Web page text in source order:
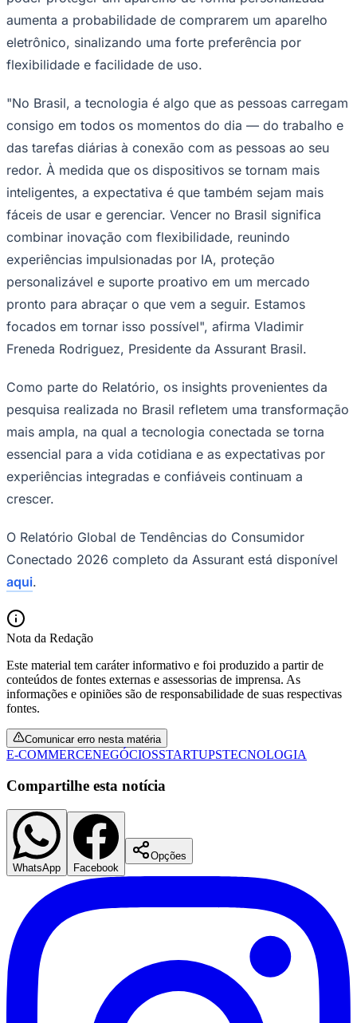
Santos
aumenta a probabilidade de comprarem um aparelho
eletrônico, sinalizando uma forte preferência por
flexibilidade e facilidade de uso.
"No Brasil, a tecnologia é algo que as pessoas carregam
consigo em todos os momentos do dia — do trabalho e
das tarefas diárias à conexão com as pessoas ao seu
redor. À medida que os dispositivos se tornam mais
inteligentes, a expectativa é que também sejam mais
fáceis de usar e gerenciar. Vencer no Brasil significa
combinar inovação com flexibilidade, reunindo
experiências impulsionadas por IA, proteção
personalizável e suporte proativo em um mercado
pronto para abraçar o que vem a seguir. Estamos
focados em tornar isso possível", afirma Vladimir
Freneda Rodriguez, Presidente da Assurant Brasil.
Como parte do Relatório, os insights provenientes da
pesquisa realizada no Brasil refletem uma transformação
mais ampla, na qual a tecnologia conectada se torna
essencial para a vida cotidiana e as expectativas por
experiências integradas e confiáveis continuam a
crescer.
O Relatório Global de Tendências do Consumidor
Conectado 2026 completo da Assurant está disponível
aqui.
Nota da Redação
Este material tem caráter informativo e foi produzido a partir de
conteúdos de fontes externas e assessorias de imprensa. As
informações e opiniões são de responsabilidade de suas respectivas
fontes.
Comunicar erro nesta matéria
E-COMMERCENEGÓCIOSSTARTUPSTECNOLOGIA
Compartilhe esta notícia
WhatsApp Facebook
Opções